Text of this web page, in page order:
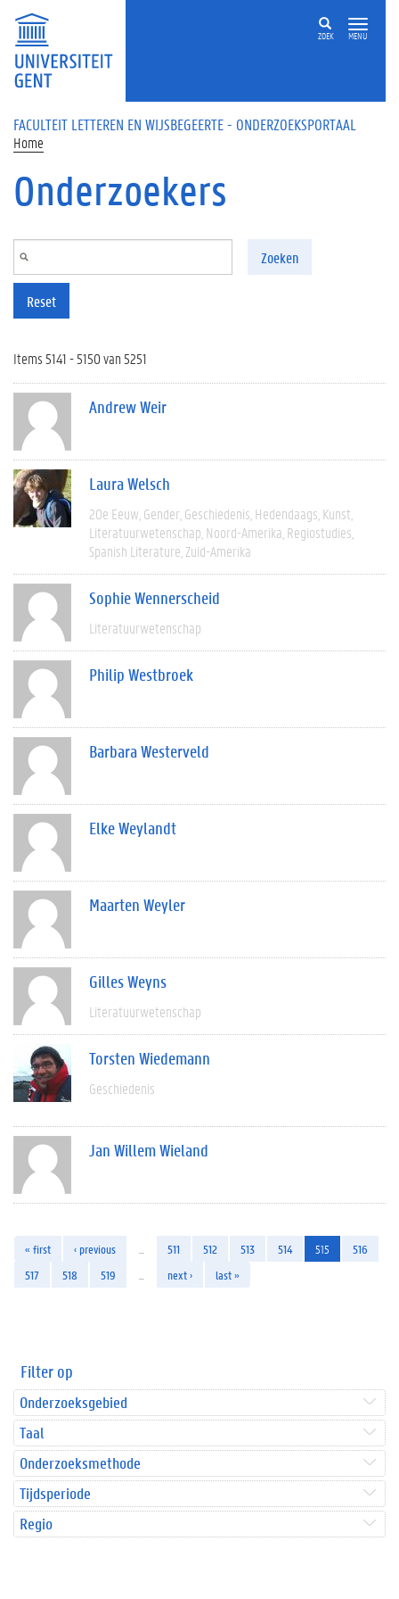
Overslaan en naar de inhoud gaan
ZOEK MENU
FACULTEIT LETTEREN EN WIJSBEGEERTE - ONDERZOEKSPORTAAL
Home
Onderzoekers
Zoeken
Reset
Items 5141 - 5150 van 5251
Andrew Weir
Laura Welsch
20e Eeuw Gender Geschiedenis Hedendaags Kunst
Literatuurwetenschap Noord-Amerika Regiostudies
Spanish Literature Zuid-Amerika
Sophie Wennerscheid
Literatuurwetenschap
Philip Westbroek
Barbara Westerveld
Elke Weylandt
Maarten Weyler
Gilles Weyns
Literatuurwetenschap
Torsten Wiedemann
Geschiedenis
Jan Willem Wieland
« first ‹ previous 511 512 513 514 515
516
517
518 519 next › last »
Filter op
Onderzoeksgebied
Taal
Onderzoeksmethode
Tijdsperiode
Regio